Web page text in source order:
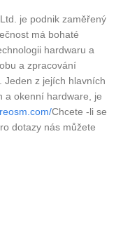
je podnik zaměřený
má bohaté
hardwaru a
a zpracování
Jeden z jejích hlavních
a okenní hardware, je
Chcete -li se
dotazy nás můžete